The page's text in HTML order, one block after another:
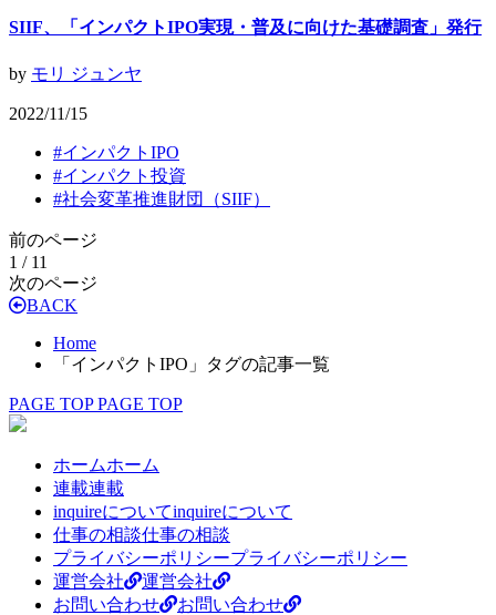
SIIF、「インパクトIPO実現・普及に向けた基礎調査」発行
by モリ ジュンヤ
2022/11/15
#インパクトIPO
#インパクト投資
#社会変革推進財団（SIIF）
前のページ
1 / 11
次のページ
BACK
Home
「インパクトIPO」タグの記事一覧
PAGE TOP PAGE TOP
ホームホーム
連載連載
inquireについてinquireについて
仕事の相談仕事の相談
プライバシーポリシープライバシーポリシー
運営会社
運営会社
お問い合わせ
お問い合わせ